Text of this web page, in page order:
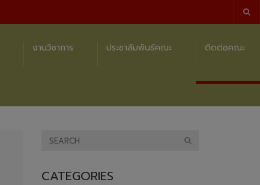
งานวิชาการ ประชาสัมพันธ์คณะ ติดต่อคณะ
CATEGORIES